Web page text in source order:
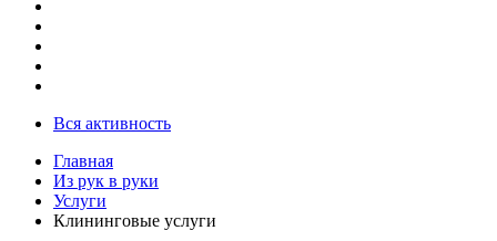
Вся активность
Главная
Из рук в руки
Услуги
Клининговые услуги